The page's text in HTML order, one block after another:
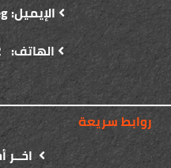
الإيميل: info@bsic.gov.eg
الهاتف: 23786562 (202)
روابط سريعة
اخــر